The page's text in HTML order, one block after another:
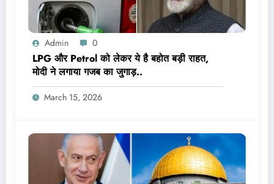
Admin 0
LPG और Petrol को लेकर ये है बहोत बड़ी राहत,
मोदी ने लगाया गजब का जुगाड़..
March 15, 2026